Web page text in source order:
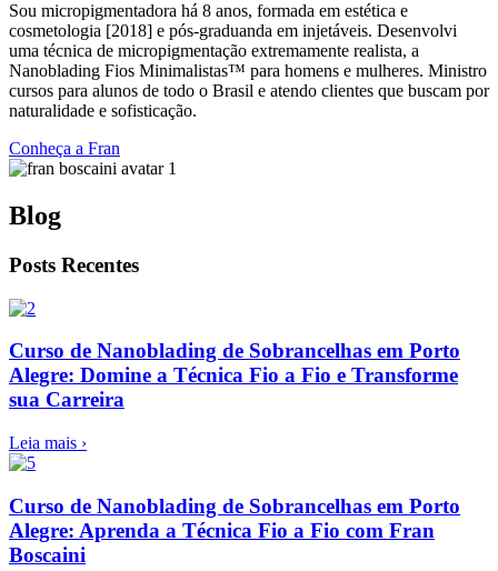
Sou micropigmentadora há 8 anos, formada em estética e
cosmetologia [2018] e pós-graduanda em injetáveis. Desenvolvi
uma técnica de micropigmentação extremamente realista, a
Nanoblading Fios Minimalistas™ para homens e mulheres. Ministro
cursos para alunos de todo o Brasil e atendo clientes que buscam por
naturalidade e sofisticação.
Conheça a Fran
Blog
Posts Recentes
Curso de Nanoblading de Sobrancelhas em Porto
Alegre: Domine a Técnica Fio a Fio e Transforme
sua Carreira
Leia mais ›
Curso de Nanoblading de Sobrancelhas em Porto
Alegre: Aprenda a Técnica Fio a Fio com Fran
Boscaini